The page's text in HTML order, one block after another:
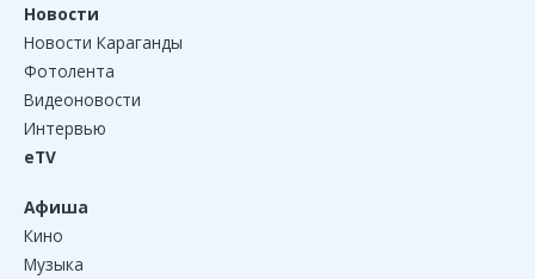
Новости
Новости Караганды
Фотолента
Видеоновости
Интервью
eTV
Афиша
Кино
Музыка